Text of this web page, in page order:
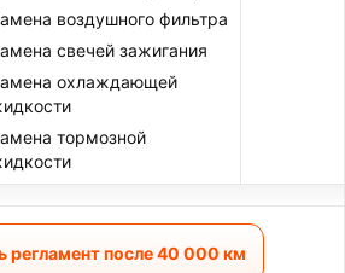
воздушного фильтра
свечей зажигания
охлаждающей
тормозной
регламент после 40 000 км